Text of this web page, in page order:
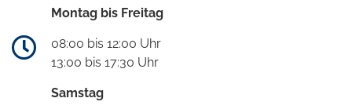
Montag bis Freitag
08:00 bis 12:00 Uhr
13:00 bis 17:30 Uhr
Samstag